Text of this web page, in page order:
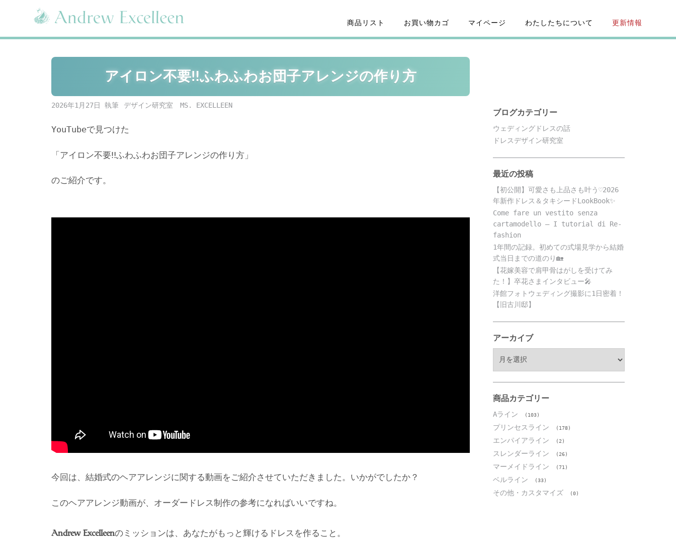
商品リスト お買い物カゴ マイページ わたしたちについて 更新情報
アイロン不要‼️ふわふわお団子アレンジの作り方
2026年1月27日 デザイン研究室 MS. EXCELLEEN
YouTubeで見つけた
「アイロン不要‼️ふわふわお団子アレンジの作り方」
のご紹介です。
今回は、結婚式のヘアアレンジに関する動画をご紹介させていただきました。いかがでしたか？
このヘアアレンジ動画が、オーダードレス制作の参考になればいいですね。
Andrew Excelleenのミッションは、あなたがもっと輝けるドレスを作ること。
ブログカテゴリー
ウェディングドレスの話
ドレスデザイン研究室
最近の投稿
【初公開】可愛さも上品さも叶う♡2026
年新作ドレス＆タキシードLookBook✨
Come fare un vestito senza
cartamodello – I tutorial di Re-
fashion
1年間の記録。初めての式場見学から結婚
式当日までの道のり🏡
【花嫁美容で肩甲骨はがしを受けてみ
た！】卒花さまインタビュー🎤
洋館フォトウェディング撮影に1日密着！
【旧古川邸】
アーカイブ
ブ
商品カテゴリー
Aライン (103)
プリンセスライン (178)
エンパイアライン (2)
スレンダーライン (26)
マーメイドライン (71)
ベルライン (33)
その他・カスタマイズ (0)